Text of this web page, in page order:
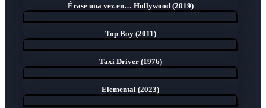
Érase una vez en… Hollywood (2019)
Top Boy (2011)
Taxi Driver (1976)
Elemental (2023)